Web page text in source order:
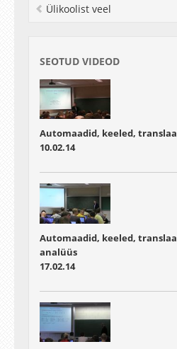
Ülikoolist veel
SEOTUD VIDEOD
Automaadid, keeled,
10.02.14
Automaadid, keeled,
analüüs
17.02.14